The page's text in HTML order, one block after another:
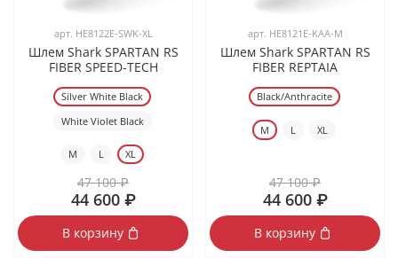
арт. HE8122E-SWK-XL
Шлем Shark SPARTAN RS
FIBER SPEED-TECH
Silver White Black
White Violet Black
M L XL
47 100 ₽
44 600 ₽
В корзину
арт. HE8121E-KAA-M
Шлем Shark SPARTAN RS
FIBER REPTAIA
Black/Anthracite
M L XL
47 100 ₽
44 600 ₽
В корзину